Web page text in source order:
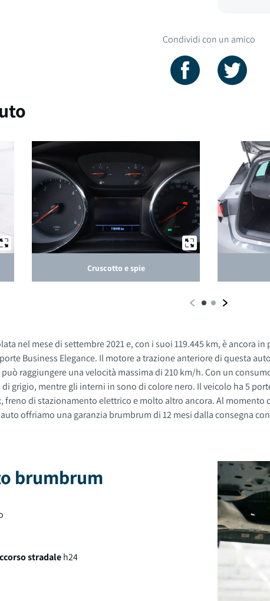
Condividi con un amico
Cruscotto e spie
nel mese di settembre 2021 e, con i suoi 119.445 km, è
raggiungere una velocità massima di 210 km/h. Con un
altro ancora. Al momento della consegna, questa vettura sarà soggetta a lavaggio professionale
offriamo una garanzia brumbrum di 12 mesi dalla consegna
brumbrum
stradaleh24